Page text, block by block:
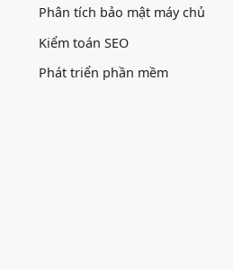
Phân tích bảo mật máy chủ
Kiểm toán SEO
Phát triển phần mềm